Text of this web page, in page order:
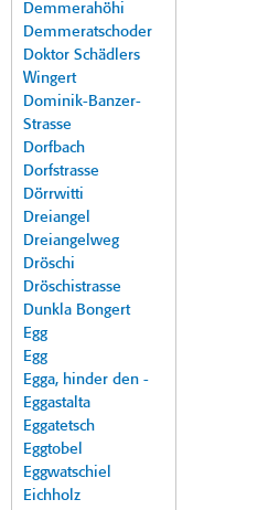
Demmerahöhi
Demmeratschoder
Doktor Schädlers
Wingert
Dominik-Banzer-
Strasse
Dorfbach
Dorfstrasse
Dörrwitti
Dreiangel
Dreiangelweg
Dröschi
Dröschistrasse
Dunkla Bongert
Egg
Egg
Egga, hinder den -
Eggastalta
Eggatetsch
Eggtobel
Eggwatschiel
Eichholz